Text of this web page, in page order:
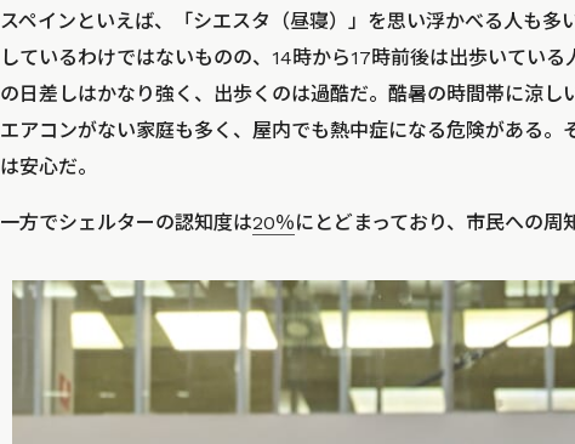
スペインといえば、「シエスタ（昼寝）」を思い浮かべる人も多
しているわけではないものの、14時から17時前後は出歩いてい
の日差しはかなり強く、出歩くのは過酷だ。酷暑の時間帯に涼
エアコンがない家庭も多く、屋内でも熱中症になる危険がある
は安心だ。
一方でシェルターの認知度は20％にとどまっており、市民への周